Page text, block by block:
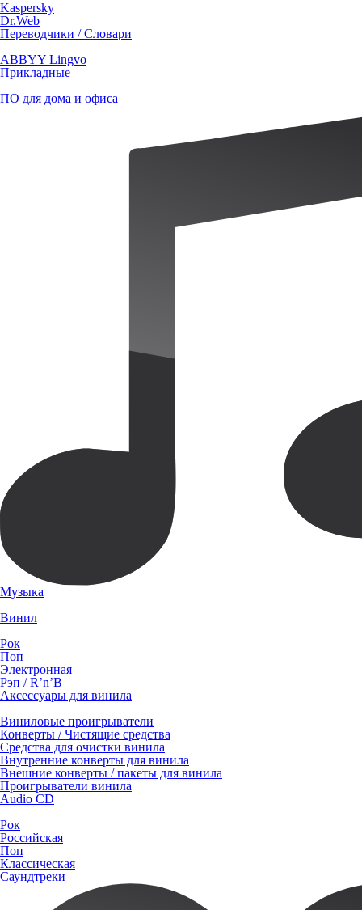
Kaspersky
Dr.Web
Переводчики / Словари
ABBYY Lingvo
Прикладные
ПО для дома и офиса
Музыка
Винил
Рок
Поп
Электронная
Рэп / R’n’B
Аксессуары для винила
Виниловые проигрыватели
Конверты / Чистящие средства
Средства для очистки винила
Внутренние конверты для винила
Внешние конверты / пакеты для винила
Проигрыватели винила
Audio CD
Рок
Российская
Поп
Классическая
Саундтреки